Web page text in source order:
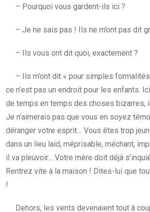
– Pourquoi vous gardent-ils ici ?
– Je ne sais pas ! Ils ne m’ont pas dit
– Ils vous ont dit quoi, exactement ?
– Ils m’ont dit « pour simples
ce n’est pas un endroit pour les enfants.
de temps en temps des choses bizarres,
Je n’aimerais pas que vous en soyez
déranger votre esprit… Vous êtes trop
dans un lieu laid, méprisable, méchant,
il va pleuvoir… Votre mère doit déjà
Rentrez vite à la maison ! Dites-lui que
!
Dehors, les vents devenaient tout à